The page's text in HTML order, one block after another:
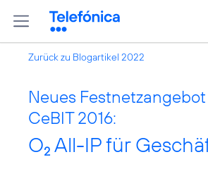
Zurück zu Blogartikel 2022
Neues
CeBIT 2016:
O2 All-IP für